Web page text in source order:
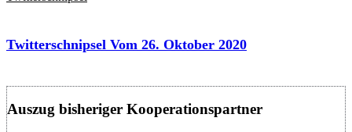
Twitterschnipsel Vom 26. Oktober 2020
Auszug bisheriger Kooperationspartner